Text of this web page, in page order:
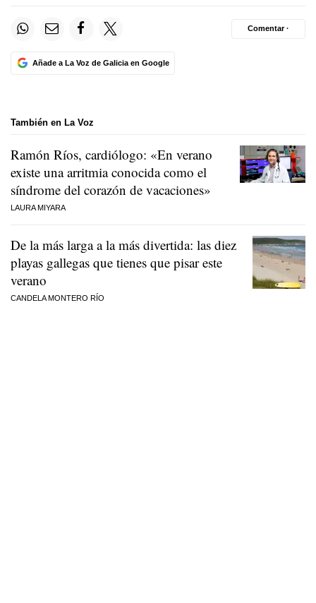
Añade a La Voz de Galicia en Google
Comentar ·
También en La Voz
Ramón Ríos, cardiólogo: «En verano
existe una arritmia conocida como el
síndrome del corazón de vacaciones»
LAURA MIYARA
De la más larga a la más divertida: las diez
playas gallegas que tienes que pisar este
verano
CANDELA MONTERO RÍO